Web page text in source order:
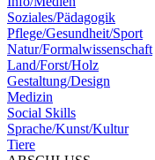
Soziales/Pädagogik
Pflege/Gesundheit/Sport
Natur/Formalwissenschaft
Land/Forst/Holz
Gestaltung/Design
Medizin
Social Skills
Sprache/Kunst/Kultur
Tiere